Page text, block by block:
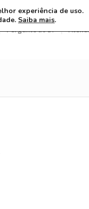
Pergunte ao Dr
experiência de uso.
Saiba mais.